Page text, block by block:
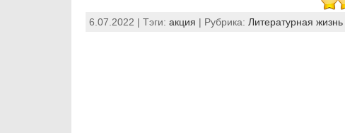
6.07.2022 | Тэги: акция | Рубрика: Литературная жизнь